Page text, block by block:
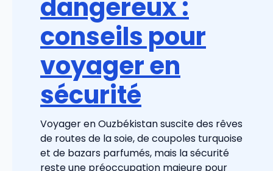
dangereux :
conseils pour
voyager en
sécurité
Voyager en Ouzbékistan suscite des rêves
de routes de la soie, de coupoles turquoise
et de bazars parfumés, mais la sécurité
reste une préoccupation majeure pour